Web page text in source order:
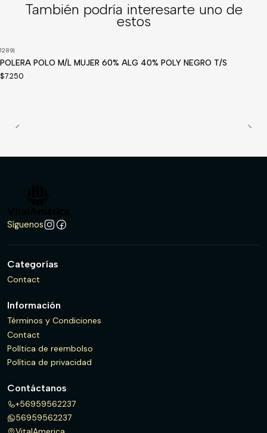
También podría interesarte uno de
estos
1289|
POLERA POLO M/L MUJER 60% ALG 40% POLY NEGRO T/S
$7.250
Síguenos
Categorías
Contact
Información
Términos y Condiciones
Contact
Política de reembolso
Política de privacidad
Contáctanos
+56959562237
56959562237